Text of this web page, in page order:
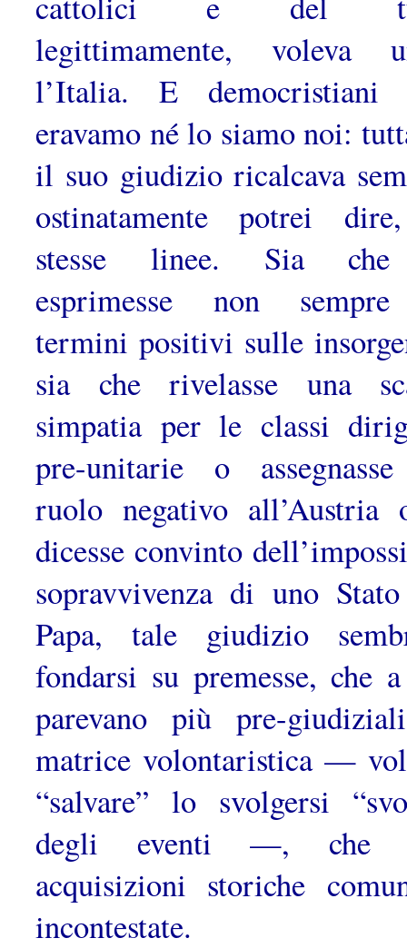
legittimamente, voleva
l’Italia. E democristiani
eravamo né lo siamo noi:
il suo giudizio ricalcava
ostinatamente potrei
stesse linee. Sia
esprimesse non
termini positivi sulle
sia che rivelasse una
simpatia per le classi
pre-unitarie o
ruolo negativo all’Austria
dicesse convinto
sopravvivenza di uno
Papa, tale giudizio
fondarsi su premesse, che
parevano più pre-
matrice volontaristica —
“salvare” lo svolgersi
degli eventi —, che
acquisizioni storiche
incontestate.